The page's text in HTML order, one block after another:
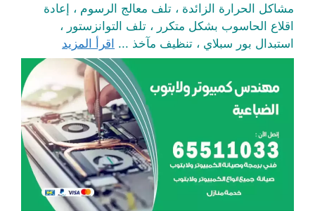
مشاكل الحرارة الزائدة ، تلف معالج الرسوم ، إعادة
اقلاع الحاسوب بشكل متكرر ، تلف التوانزستور ،
استبدال بور سبلاي ، تنظيف مآخذ ... اقرأ المزيد